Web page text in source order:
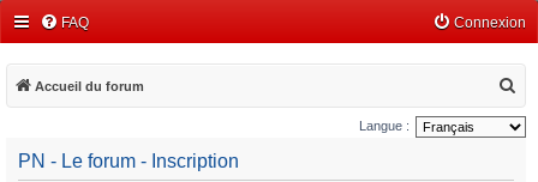
FAQ Connexion
Accueil du forum
e
c
Langue :
PN - Le forum - Inscription